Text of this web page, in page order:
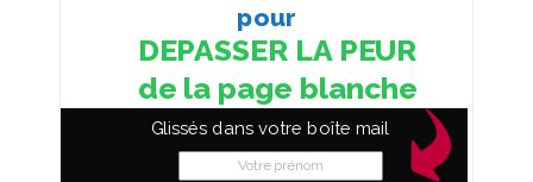
pour
DEPASSER LA PEUR
de la page blanche
Glissés dans votre boîte mail